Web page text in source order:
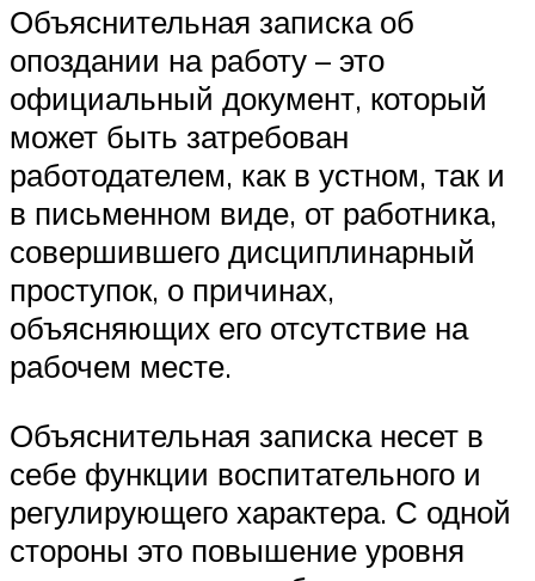
Объяснительная записка об
опоздании на работу – это
официальный документ, который
может быть затребован
работодателем, как в устном, так и
в письменном виде, от работника,
совершившего дисциплинарный
проступок, о причинах,
объясняющих его отсутствие на
рабочем месте.
Объяснительная записка несет в
себе функции воспитательного и
регулирующего характера. С одной
стороны это повышение уровня